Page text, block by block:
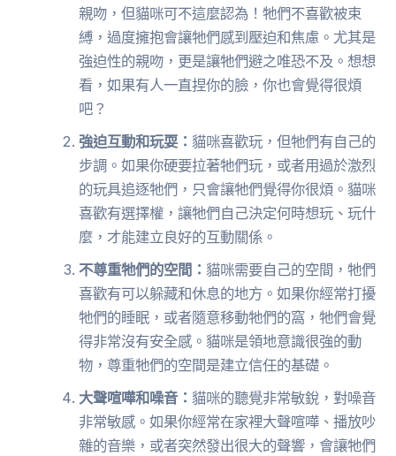
親吻，但貓咪可不這麼認為！牠們不喜歡被束
縛，過度擁抱會讓牠們感到壓迫和焦慮。尤其是
強迫性的親吻，更是讓牠們避之唯恐不及。想想
看，如果有人一直捏你的臉，你也會覺得很煩
吧？
強迫互動和玩耍：貓咪喜歡玩，但牠們有自己的
步調。如果你硬要拉著牠們玩，或者用過於激烈
的玩具追逐牠們，只會讓牠們覺得你很煩。貓咪
喜歡有選擇權，讓牠們自己決定何時想玩、玩什
麼，才能建立良好的互動關係。
不尊重牠們的空間：貓咪需要自己的空間，牠們
喜歡有可以躲藏和休息的地方。如果你經常打擾
牠們的睡眠，或者隨意移動牠們的窩，牠們會覺
得非常沒有安全感。貓咪是領地意識很強的動
物，尊重牠們的空間是建立信任的基礎。
大聲喧嘩和噪音：貓咪的聽覺非常敏銳，對噪音
非常敏感。如果你經常在家裡大聲喧嘩、播放吵
雜的音樂，或者突然發出很大的聲響，會讓牠們